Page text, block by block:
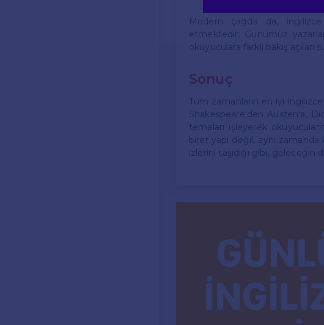
Modern çağda da,
etmektedir. Günümüz
okuyuculara farklı bakış açıları
Sonuç
Tüm zamanların en iyi
Shakespeare'den Austen'a,
temaları işleyerek
birer yapı değil, aynı
izlerini taşıdığı gibi,